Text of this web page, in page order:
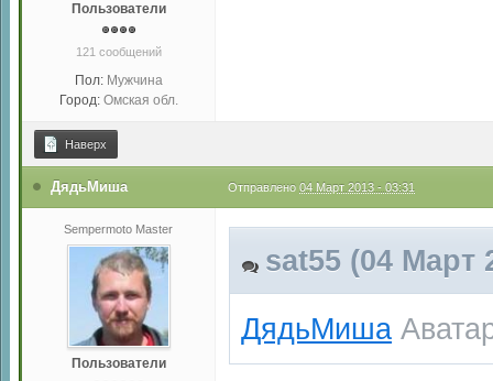
Пользователи
121 сообщений
Пол: Мужчина
Город: Омская обл.
Наверх
ДядьМиша Отправлено 04 Март 2013 - 03:31
Sempermoto Master
Пользователи
sat55 (04 Март
ДядьМиша